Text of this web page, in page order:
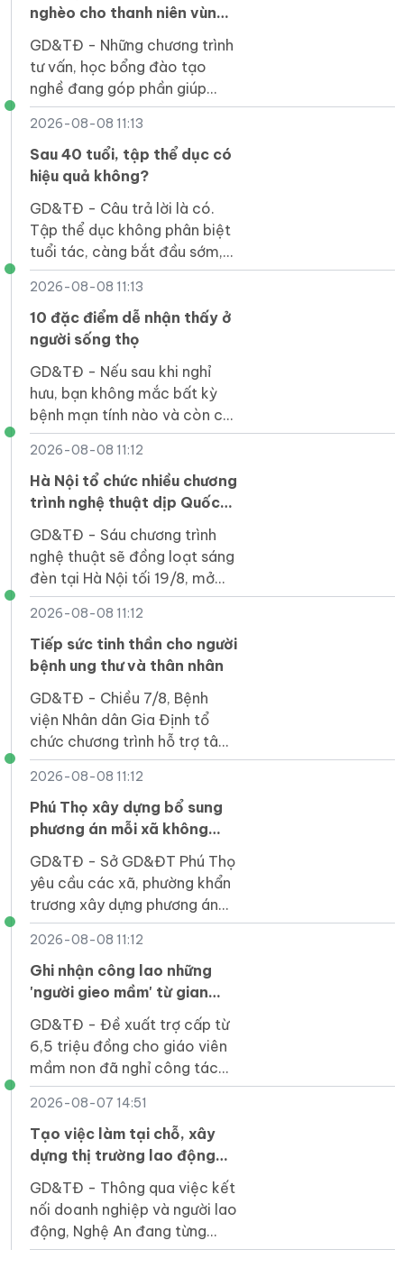
nghèo cho thanh niên vùng
GD&TĐ - Những chương trình
tư vấn, học bổng đào tạo
nghề đang góp phần giúp
thanh niên Lai Châu trở lại
giảng đường, mở ra kỳ vọng
về nghề nghiệp ổn định.
2026-08-08 11:13
Sau 40 tuổi, tập thể dục có
hiệu quả không?
GD&TĐ - Câu trả lời là có.
Tập thể dục không phân biệt
tuổi tác, càng bắt đầu sớm,
lợi ích càng nhiều.
2026-08-08 11:13
10 đặc điểm dễ nhận thấy ở
người sống thọ
GD&TĐ - Nếu sau khi nghỉ
hưu, bạn không mắc bất kỳ
bệnh mạn tính nào và còn có
10 đặc điểm dưới đây, thì
điều đó cho thấy bạn thuộc
nhóm người sống lâu.
2026-08-08 11:12
Hà Nội tổ chức nhiều chương
trình nghệ thuật dịp Quốc
GD&TĐ - Sáu chương trình
nghệ thuật sẽ đồng loạt sáng
đèn tại Hà Nội tối 19/8, mở
đầu chuỗi hoạt động chào
mừng Cách mạng tháng Tám
và Quốc khánh 2/9.
2026-08-08 11:12
Tiếp sức tinh thần cho người
bệnh ung thư và thân nhân
GD&TĐ - Chiều 7/8, Bệnh
viện Nhân dân Gia Định tổ
chức chương trình hỗ trợ tâm
lý cho 40 bệnh nhân ung thư
cùng với người chăm sóc.
2026-08-08 11:12
Phú Thọ xây dựng bổ sung
phương án mỗi xã không
quá 3 đầu mối trường công
lập
GD&TĐ - Sở GD&ĐT Phú Thọ
yêu cầu các xã, phường khẩn
trương xây dựng phương án
dự phòng sắp xếp mạng lưới
trường học.
2026-08-08 11:12
Ghi nhận công lao những
'người gieo mầm' từ gian
GD&TĐ - Đề xuất trợ cấp từ
6,5 triệu đồng cho giáo viên
mầm non đã nghỉ công tác
nhưng chưa được hưởng chế
độ là bước đi cần thiết và
mang tính nhân văn.
2026-08-07 14:51
Tạo việc làm tại chỗ, xây
dựng thị trường lao động
GD&TĐ - Thông qua việc kết
nối doanh nghiệp và người lao
động, Nghệ An đang từng
bước hiện thực hóa mục tiêu